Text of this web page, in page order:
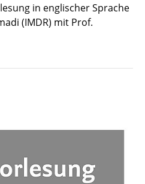
in englischer Sprache
(IMDR) mit Prof.